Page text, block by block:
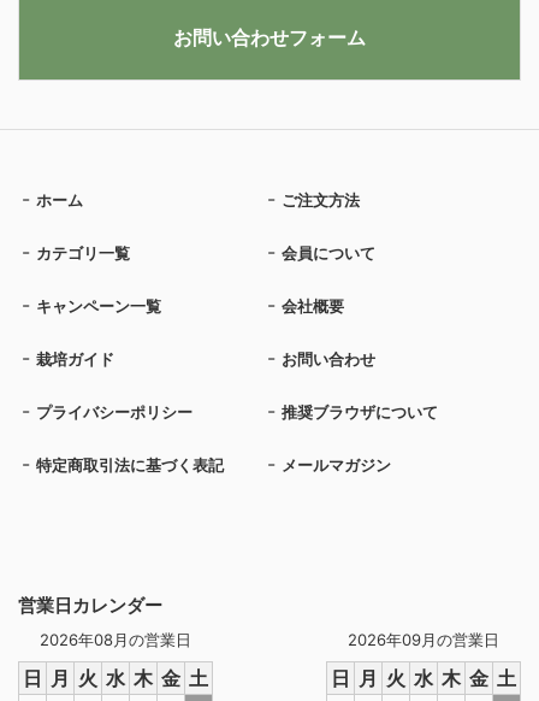
営業日カレンダー
2026年08月の営業日
日 月 火 水 木 金 土
2026年09月の営業日
日 月 火 水 木 金 土
ホーム ご注文方法
カテゴリ一覧 会員について
キャンペーン一覧 会社概要
栽培ガイド お問い合わせ
プライバシーポリシー 推奨ブラウザについて
特定商取引法に基づく表記 メールマガジン
お問い合わせフォーム